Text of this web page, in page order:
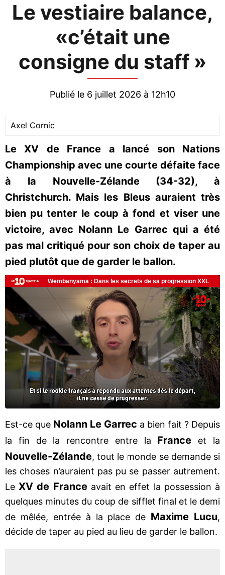
Le vestiaire balance,
«c’était une
consigne du staff »
Publié le 6 juillet 2026 à 12h10
Axel Cornic
Le XV de France a lancé son Nations
Championship avec une courte défaite face
à la Nouvelle-Zélande (34-32), à
Christchurch. Mais les Bleus auraient très
bien pu tenter le coup à fond et viser une
victoire, avec Nolann Le Garrec qui a été
pas mal critiqué pour son choix de taper au
pied plutôt que de garder le ballon.
Est-ce que Nolann Le Garrec a bien fait ? Depuis
la fin de la rencontre entre la France et la
Nouvelle-Zélande, tout le monde se demande si
les choses n’auraient pas pu se passer autrement.
Le XV de Franceavait en effet la possession à
quelques minutes du coup de sifflet final et le demi
de mêlée, entrée à la place de Maxime Lucu,
décide de taper au pied au lieu de garder le ballon.